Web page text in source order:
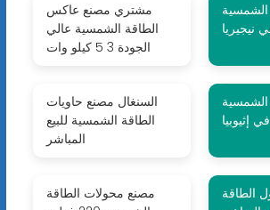
مشتري مصنع عاكس
الطاقة الشمسية عالي
الجودة 3 5 كيلو وات
نيجيريا
السنغال مصنع حاويات
الطاقة الشمسية للبيع
المباشر
إثيوبيا
مصنع محولات الطاقة
الطاقة